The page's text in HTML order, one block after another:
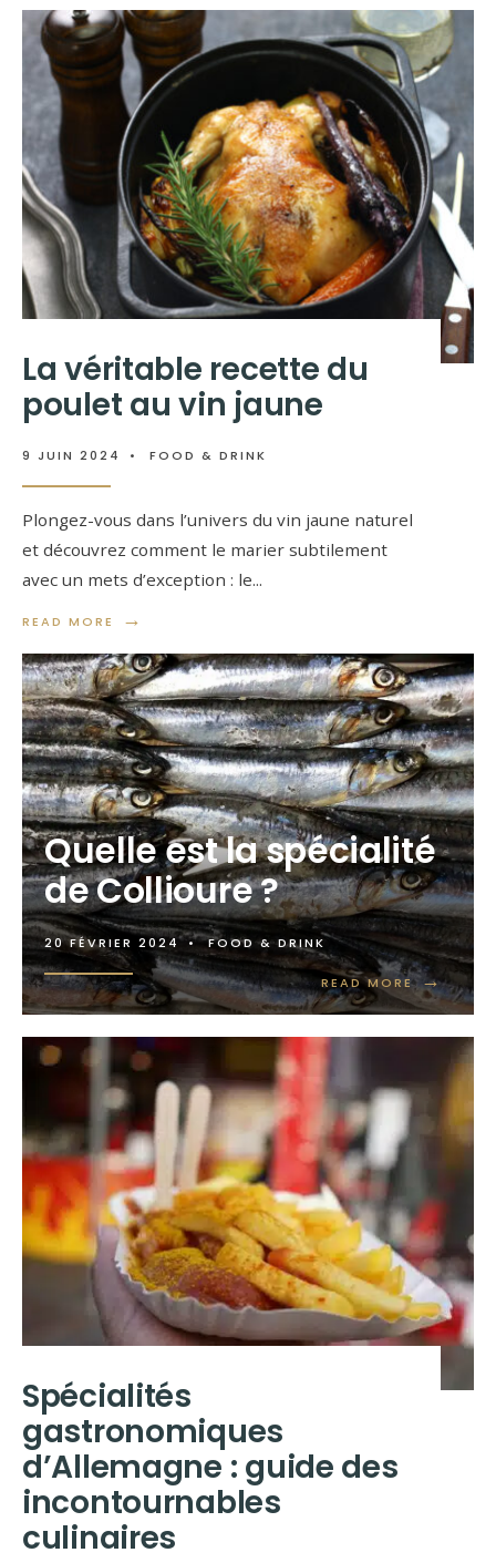
La véritable recette du
poulet au vin jaune
9 JUIN 2024 • FOOD & DRINK
Plongez-vous dans l’univers du vin jaune naturel
et découvrez comment le marier subtilement
avec un mets d’exception : le...
READ MORE →
Quelle est la spécialité
de Collioure ?
20 FÉVRIER 2024 • FOOD & DRINK
READ MORE →
Spécialités
gastronomiques
d’Allemagne : guide des
incontournables
culinaires